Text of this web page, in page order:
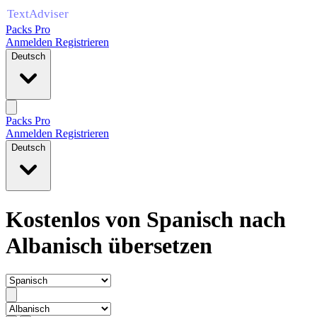
Packs Pro
Anmelden Registrieren
Deutsch
Packs Pro
Anmelden Registrieren
Deutsch
Kostenlos von Spanisch nach
Albanisch übersetzen